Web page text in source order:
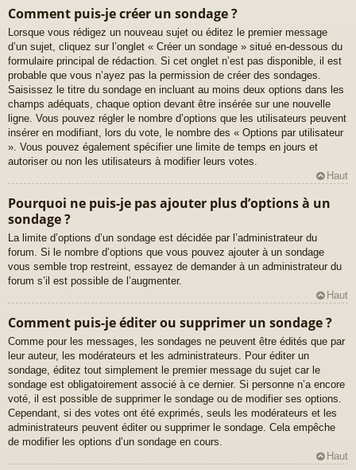
Comment puis-je créer un sondage ?
Lorsque vous rédigez un nouveau sujet ou éditez le premier message
d’un sujet, cliquez sur l’onglet « Créer un sondage » situé en-dessous du
formulaire principal de rédaction. Si cet onglet n’est pas disponible, il est
probable que vous n’ayez pas la permission de créer des sondages.
Saisissez le titre du sondage en incluant au moins deux options dans les
champs adéquats, chaque option devant être insérée sur une nouvelle
ligne. Vous pouvez régler le nombre d’options que les utilisateurs peuvent
insérer en modifiant, lors du vote, le nombre des « Options par utilisateur
». Vous pouvez également spécifier une limite de temps en jours et
autoriser ou non les utilisateurs à modifier leurs votes.
Haut
Pourquoi ne puis-je pas ajouter plus d’options à un
sondage ?
La limite d’options d’un sondage est décidée par l’administrateur du
forum. Si le nombre d’options que vous pouvez ajouter à un sondage
vous semble trop restreint, essayez de demander à un administrateur du
forum s’il est possible de l’augmenter.
Haut
Comment puis-je éditer ou supprimer un sondage ?
Comme pour les messages, les sondages ne peuvent être édités que par
leur auteur, les modérateurs et les administrateurs. Pour éditer un
sondage, éditez tout simplement le premier message du sujet car le
sondage est obligatoirement associé à ce dernier. Si personne n’a encore
voté, il est possible de supprimer le sondage ou de modifier ses options.
Cependant, si des votes ont été exprimés, seuls les modérateurs et les
administrateurs peuvent éditer ou supprimer le sondage. Cela empêche
de modifier les options d’un sondage en cours.
Haut